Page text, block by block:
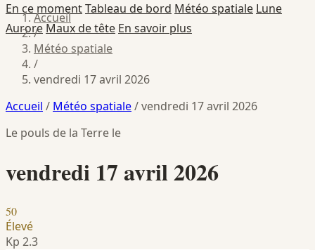
En ce momentTableau de bord Météo spatiale Lune
AuroreMaux de tête En savoir plus
Accueil
/
Météo spatiale
/
vendredi 17 avril 2026
Accueil / Météo spatiale/vendredi 17 avril 2026
Le pouls de la Terre le
vendredi 17 avril 2026
50
Élevé
Kp 2.3